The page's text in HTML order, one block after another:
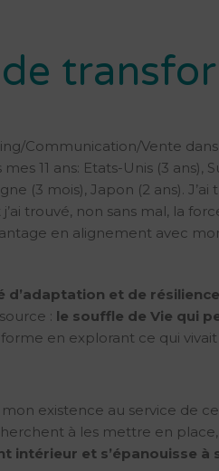
Communication/Vente dans
11 ans: Etats-Unis (3 ans),
(3 mois), Japon (2 ans).
trouvé, non sans mal, la
en alignement avec
d’adaptation et de résilience
: le souffle de Vie qui
en explorant ce qui
existence au service de
à les mettre en place,
intérieur et s’épanouisse à